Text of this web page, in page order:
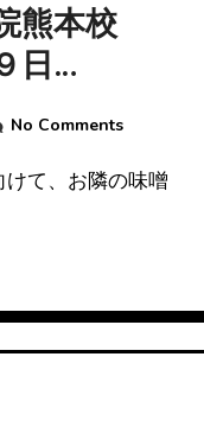
熊本校
日
り、笹
No Comments